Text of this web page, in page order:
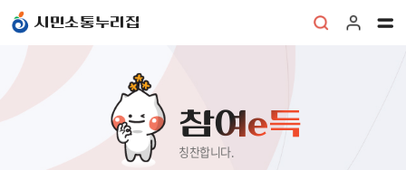
시민소통누리집
참여e득
칭찬합니다.